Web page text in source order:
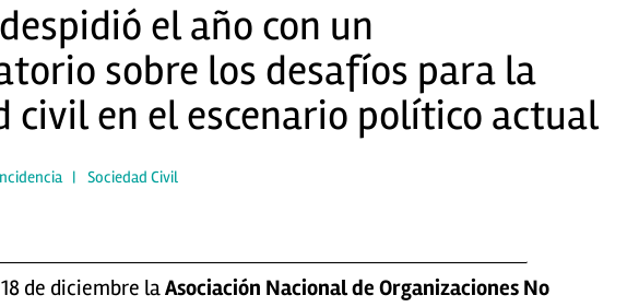
el año con un
sobre los desafíos para la
civil en el escenario político actual
| Sociedad Civil
de diciembre laAsociación Nacional de Organizaciones No